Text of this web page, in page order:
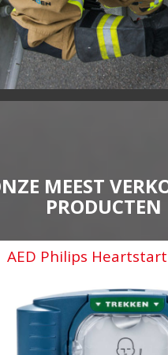
MEEST
PRODUCTEN
AED Philips Heartstart